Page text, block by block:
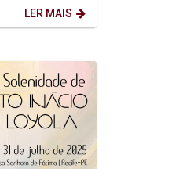
LER MAIS